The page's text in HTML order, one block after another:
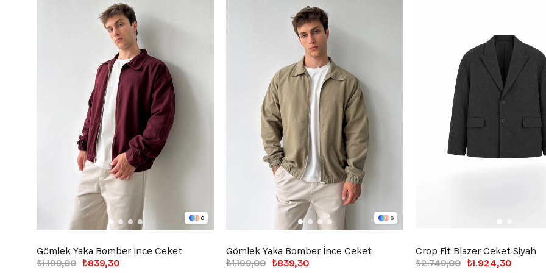
6
Gömlek Yaka Bomber İnce Ceket
₺839,30
₺1.199,00
6
Gömlek Yaka Bomber İnce Ceket
₺839,30
₺1.199,00
Crop Fit Blazer Ceket Siyah
₺1.924,30
₺2.749,00